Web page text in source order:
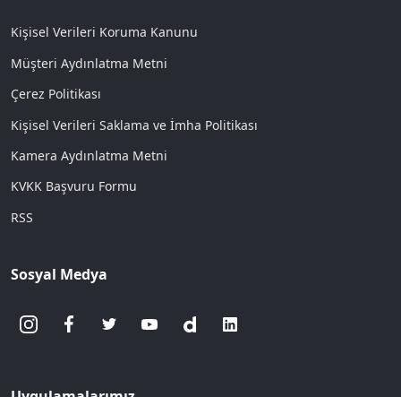
Kişisel Verileri Koruma Kanunu
Müşteri Aydınlatma Metni
Çerez Politikası
Kişisel Verileri Saklama ve İmha Politikası
Kamera Aydınlatma Metni
KVKK Başvuru Formu
RSS
Sosyal Medya